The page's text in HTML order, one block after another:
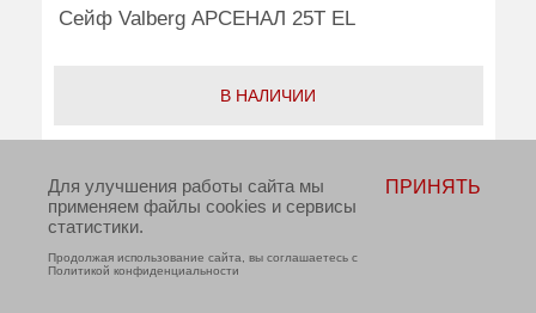
Сейф Valberg АРСЕНАЛ 25T EL
В НАЛИЧИИ
Тип замка: электронный кодовый
Внешние размеры (ВхШхГ):
Для улучшения работы сайта мы
применяем файлы cookies и сервисы
статистики.
Продолжая использование сайта, вы соглашаетесь с
Политикой конфиденциальности
ПРИНЯТЬ